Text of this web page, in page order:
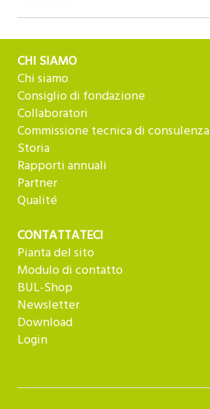
CHI SIAMO
Chi siamo
Consiglio di fondazione
Collaboratori
Commissione tecnica di consulenza
Storia
Rapporti annuali
Partner
Qualité
CONTATTATECI
Pianta del sito
Modulo di contatto
BUL-Shop
Newsletter
Download
Login